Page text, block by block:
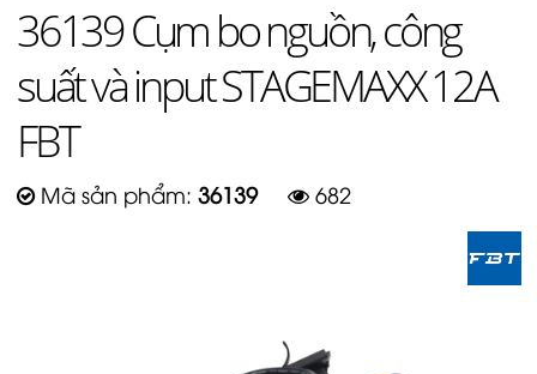
36139 Cụm bo nguồn, công
suất và input STAGEMAXX 12A
FBT
Mã sản phẩm: 36139 682